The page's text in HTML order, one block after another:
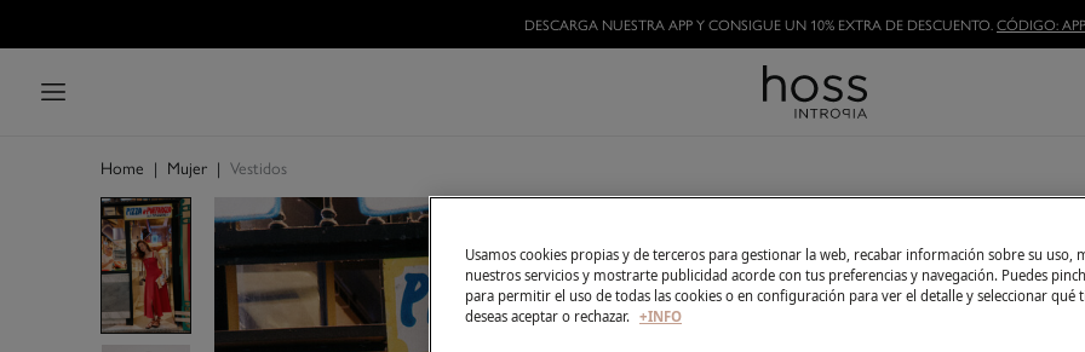
HAZTE HOSSLOVERY DISFRUTA DE LAS VENTAJAS
Home | Mujer | Vestidos
Ailin.
79,00 €
199,00 €
Usamos cookies propias y de terceros para gestionar la web, recabar información sobre su uso,
nuestros servicios y mostrarte publicidad acorde con tus preferencias y navegación. Puedes
para permitir el uso de todas las cookies o en configuración para ver el detalle y seleccionar qué
deseas aceptar o rechazar. +INFO